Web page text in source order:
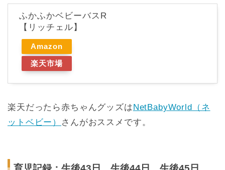
ふかふかベビーバスR
【リッチェル】
Amazon
楽天市場
楽天だったら赤ちゃんグッズは NetBabyWorld（ネ
ットベビー）
さんがおススメです。